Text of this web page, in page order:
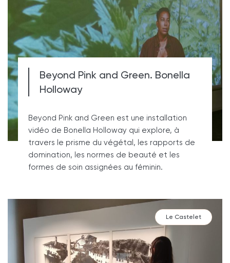
Beyond Pink and Green. Bonella
Holloway
Beyond Pink and Green est une installation
vidéo de Bonella Holloway qui explore, à
travers le prisme du végétal, les rapports de
domination, les normes de beauté et les
formes de soin assignées au féminin.
Le Castelet